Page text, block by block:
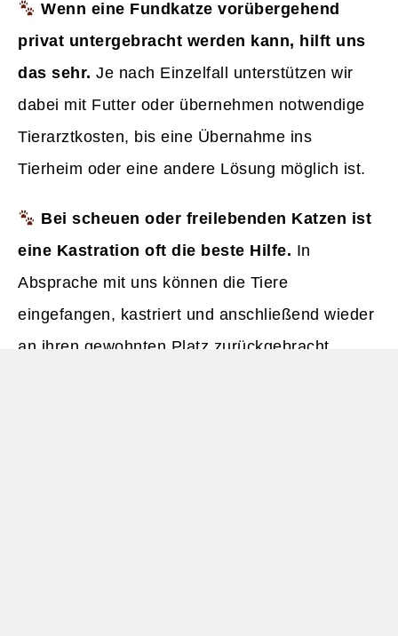
Wenn eine Fundkatze vorübergehend
privat untergebracht werden kann, hilft uns
das sehr. Je nach Einzelfall unterstützen wir
dabei mit Futter oder übernehmen notwendige
Tierarztkosten, bis eine Übernahme ins
Tierheim oder eine andere Lösung möglich ist.
Bei scheuen oder freilebenden Katzen ist
eine Kastration oft die beste Hilfe. In
Absprache mit uns können die Tiere
eingefangen, kastriert und anschließend wieder
an ihren gewohnten Platz zurückgebracht